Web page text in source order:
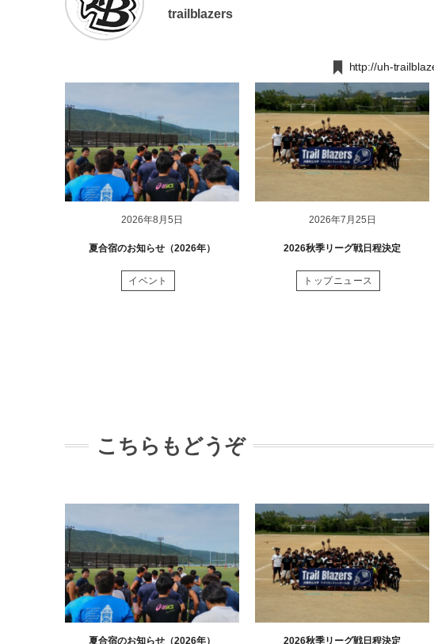
trailblazers
http://uh-
2026年8月5日
夏合宿のお知らせ（2026年）
イベント
2026年7月25日
2026秋季リーグ戦日程決定
トップニュース
こちらもどうぞ
夏合宿のお知らせ（2026年） 2026秋季リーグ戦日程決定